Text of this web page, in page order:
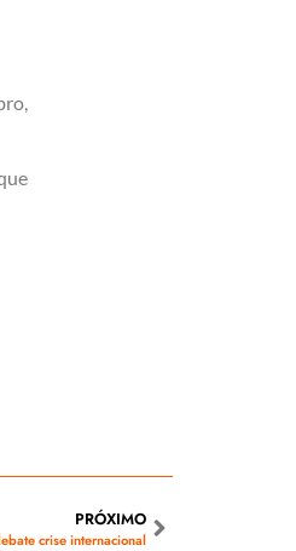
PRÓXIMO
crise internacional